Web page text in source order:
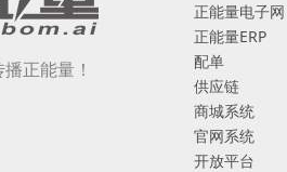
正能量！
正能量电子网
正能量ERP
配单
供应链
商城系统
官网系统
开放平台